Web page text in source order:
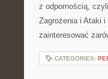
z odpornością,
Zagrożenia i Ataki
zainteresować
CATEGORIES: